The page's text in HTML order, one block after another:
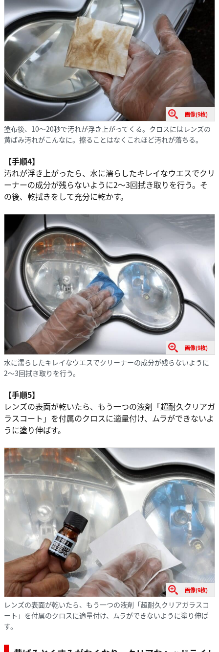
画像(9枚)
塗布後、10〜20秒で汚れが浮き上がってくる。クロスにはレンズの
黄ばみ汚れがこんなに。擦ることはなくこれほど汚れが落ちる。
【手順4】
汚れが浮き上がったら、水に濡らしたキレイなウエスでクリ
ーナーの成分が残らないように2〜3回拭き取りを行う。そ
の後、乾拭きをして充分に乾かす。
画像(9枚)
水に濡らしたキレイなウエスでクリーナーの成分が残らないように
2〜3回拭き取りを行う。
【手順5】
レンズの表面が乾いたら、もう一つの液剤「超耐久クリアガ
ラスコート」を付属のクロスに適量付け、ムラができないよ
うに塗り伸ばす。
画像(9枚)
レンズの表面が乾いたら、もう一つの液剤「超耐久クリアガラスコ
ート」を付属のクロスに適量付け、ムラができないように塗り伸ば
す。